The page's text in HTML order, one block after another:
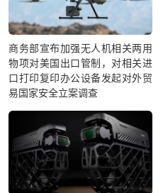
商务部宣布加强无人机相关两用
物项对美国出口管制，对相关进
口打印复印办公设备发起对外贸
易国家安全立案调查